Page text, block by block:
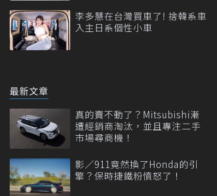
李多慧在台灣買車了! 捨韓系車
入主日系個性小車
最新文章
真的賣不動了？Mitsubishi漸
遭經銷商淘汰，並且專注二手
市場尋商機！
影／911竟然換了Honda的引
擎？保時捷鐵粉憤怒了！